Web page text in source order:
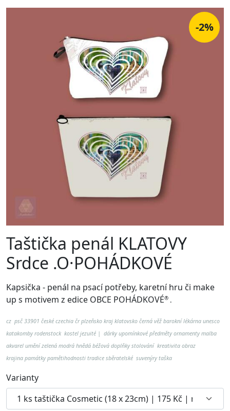
-2%
Taštička penál KLATOVY
Srdce .O·POHÁDKOVÉ
Kapsička - penál na psací potřeby, karetní hru či make
up s motivem z edice OBCE POHÁDKOVÉ® .
cz psč 33901 české czechia čr plzeňsko kraj klatovsko černá věž barokní lékárna unesco
katakomby rodenstock kostel jezuité | dárky upomínkové předměty ornamenty malba
akvarel umění zelená modrá hnědá béžová doplňky stolování kreativita obraz
krajina památky pamětihodnosti tradice sběratelské suvenýry taška
Varianty